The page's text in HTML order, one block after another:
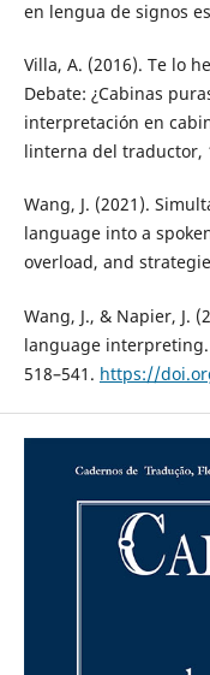
en lengua de signos
Villa, A. (2016). Te lo
Debate: ¿Cabinas
interpretación en
linterna del traductor,
Wang, J. (2021).
language into a
overload, and
Wang, J., & Napier, J.
language interpreting.
518–541. https://